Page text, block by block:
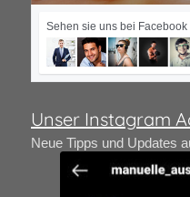
Sehen sie uns bei Facebook
Unser Instagram
Neue Tipps und Updates